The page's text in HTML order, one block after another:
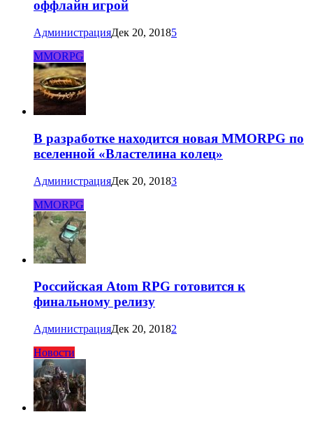
оффлайн игрой
АдминистрацияДек 20, 20185
MMORPG
В разработке находится новая MMORPG по
вселенной «Властелина колец»
АдминистрацияДек 20, 20183
MMORPG
Российская Atom RPG готовится к
финальному релизу
АдминистрацияДек 20, 20182
Новости